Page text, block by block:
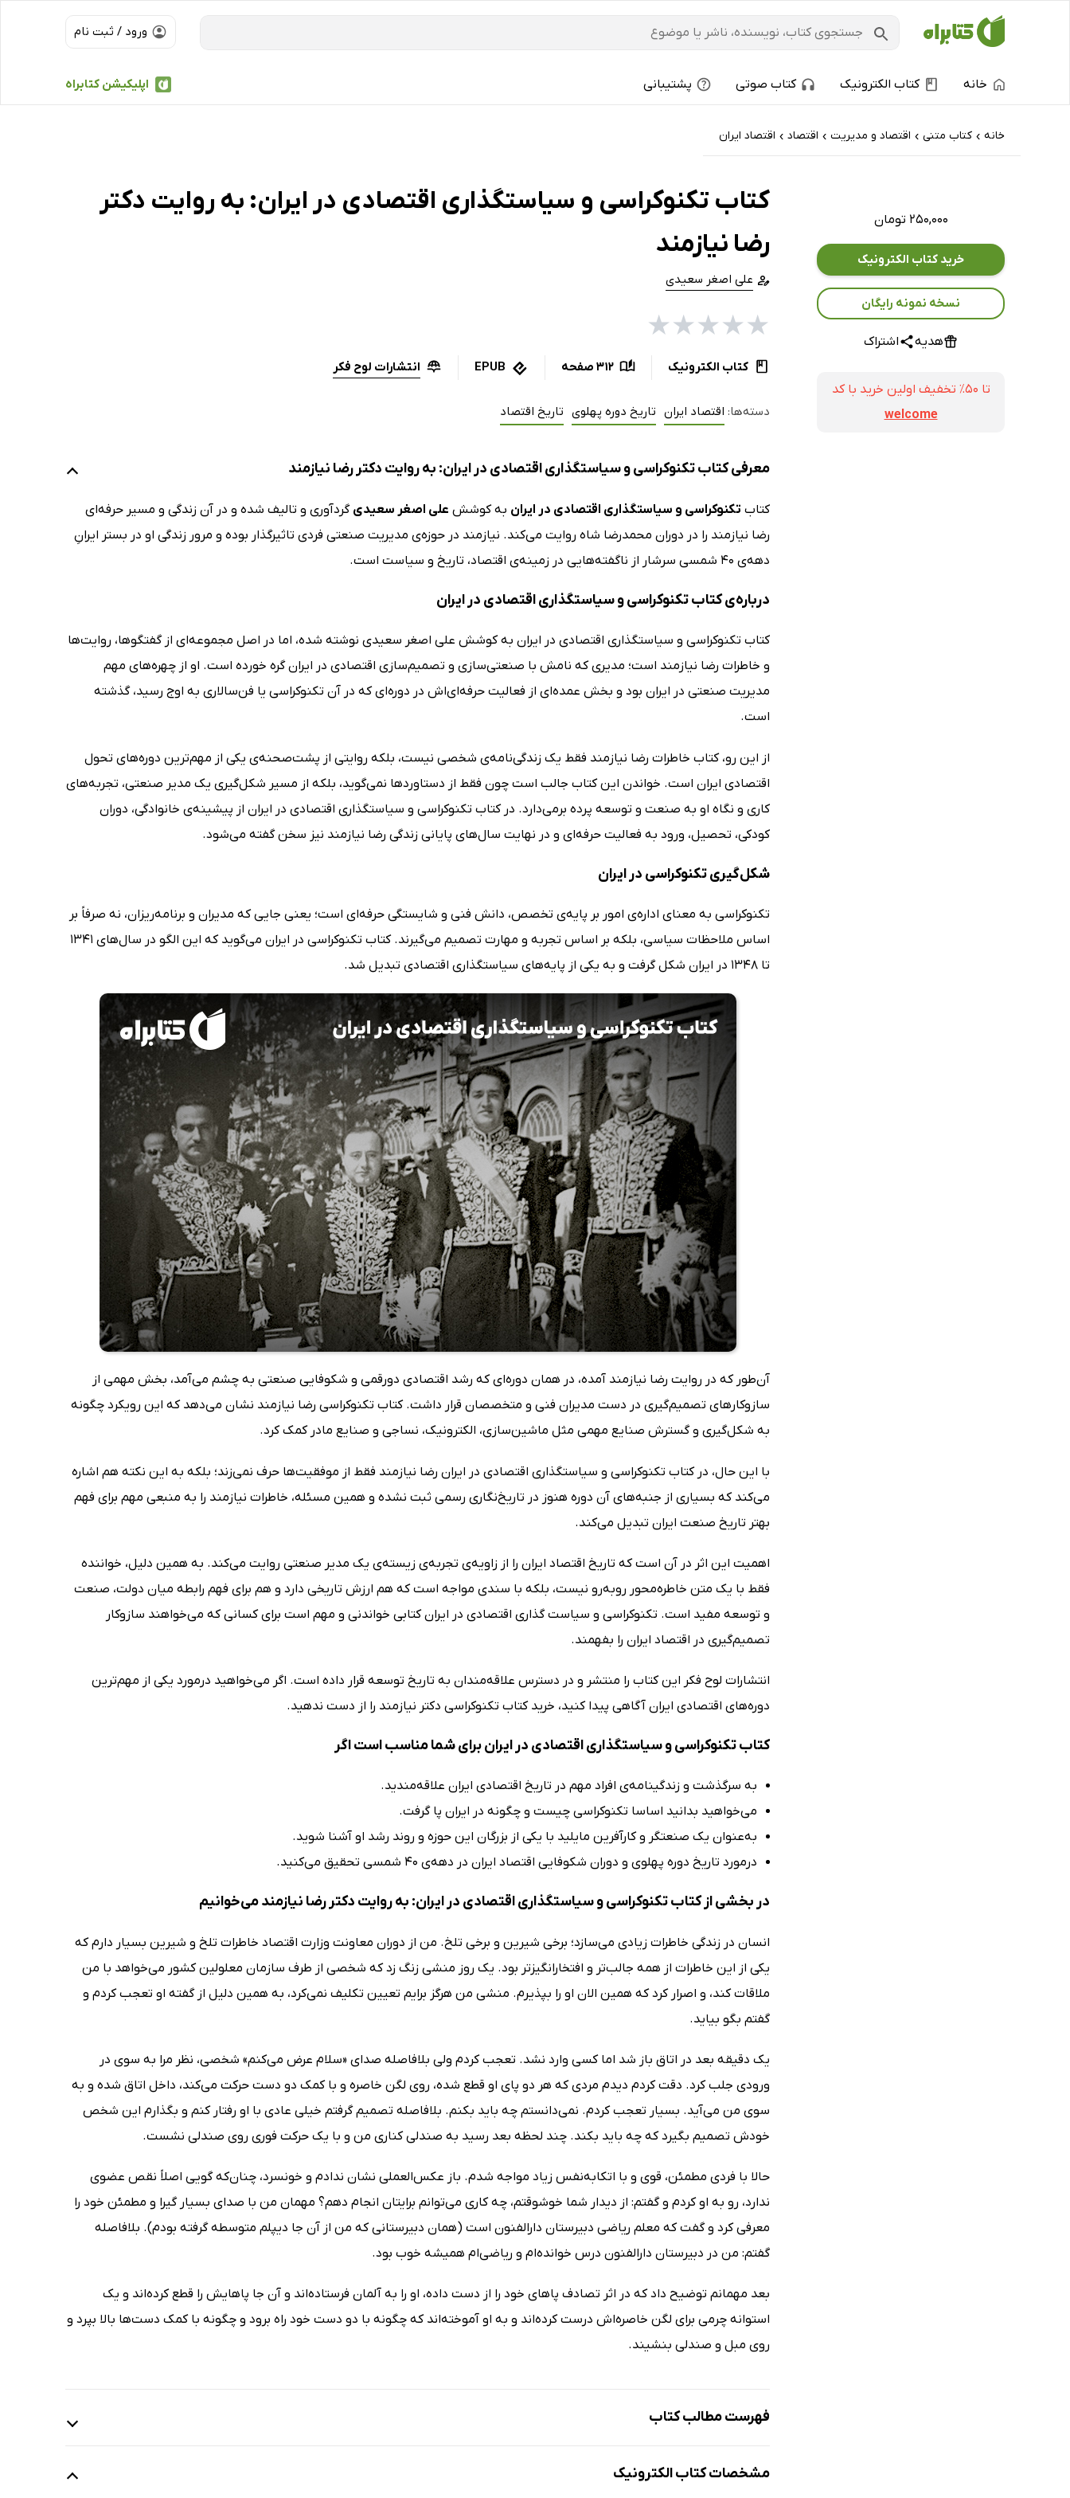
ورود / ثبت نام
اپلیکیشن کتابراه خانه کتاب الکترونیک کتاب صوتی پشتیبانی
خانه › کتاب‌ متنی › اقتصاد و مدیریت › اقتصاد › اقتصاد ایران
۲۵۰,۰۰۰ تومان
خرید کتاب الکترونیک
نسخه نمونه رایگان
هدیه اشتراک
تا ۵۰٪ تخفیف اولین خرید با کد
welcome
کتاب تکنوکراسی و سیاستگذاری اقتصادی در ایران: به روایت دکتر
رضا نیازمند
علی اصغر سعیدی
★
★
★
★
★
کتاب الکترونیک 312 صفحه EPUB انتشارات لوح فکر
دسته‌ها: اقتصاد ایران تاریخ دوره پهلوی تاریخ اقتصاد
معرفی کتاب تکنوکراسی و سیاستگذاری اقتصادی در ایران: به روایت دکتر رضا نیازمند
کتاب تکنوکراسی و سیاستگذاری اقتصادی در ایران به کوشش علی اصغر سعیدی گردآوری و تالیف شده و در آن زندگی و مسیر حرفه‌ای
رضا نیازمند را در دوران محمدرضا شاه روایت می‌کند. نیازمند در حوزه‌ی مدیریت صنعتی فردی تاثیرگذار بوده و مرور زندگی او در بستر ایرانِ
دهه‌ی 40 شمسی سرشار از ناگفته‌هایی در زمینه‌ی اقتصاد، تاریخ و سیاست است.
درباره‌ی کتاب تکنوکراسی و سیاستگذاری اقتصادی در ایران
کتاب تکنوکراسی و سیاستگذاری اقتصادی در ایران به کوشش علی اصغر سعیدی نوشته شده، اما در اصل مجموعه‌ای از گفتگوها، روایت‌ها
و خاطرات رضا نیازمند است؛ مدیری که نامش با صنعتی‌سازی و تصمیم‌سازی اقتصادی در ایران گره خورده است. او از چهره‌های مهم
مدیریت صنعتی در ایران بود و بخش عمده‌ای از فعالیت حرفه‌ای‌اش در دوره‌ای که در آن تکنوکراسی یا فن‌سالاری به اوج رسید، گذشته
است.
از این رو، کتاب خاطرات رضا نیازمند فقط یک زندگی‌نامه‌ی شخصی نیست، بلکه روایتی از پشت‌صحنه‌ی یکی از مهم‌ترین دوره‌های تحول
اقتصادی ایران است. خواندن این کتاب جالب است چون فقط از دستاوردها نمی‌گوید، بلکه از مسیر شکل‌گیری یک مدیر صنعتی، تجربه‌های
کاری و نگاه او به صنعت و توسعه پرده برمی‌دارد. در کتاب تکنوکراسی و سیاستگذاری اقتصادی در ایران از پیشینه‌ی خانوادگی، دوران
کودکی، تحصیل، ورود به فعالیت حرفه‌ای و در نهایت سال‌های پایانی زندگی رضا نیازمند نیز سخن گفته می‌شود.
شکل‌گیری تکنوکراسی در ایران
تکنوکراسی به معنای اداره‌ی امور بر پایه‌ی تخصص، دانش فنی و شایستگی حرفه‌ای است؛ یعنی جایی که مدیران و برنامه‌ریزان، نه صرفاً بر
اساس ملاحظات سیاسی، بلکه بر اساس تجربه و مهارت تصمیم می‌گیرند. کتاب تکنوکراسی در ایران می‌گوید که این الگو در سال‌های 1341
تا 1348 در ایران شکل گرفت و به یکی از پایه‌های سیاستگذاری اقتصادی تبدیل شد.
آن‌طور که در روایت رضا نیازمند آمده، در همان دوره‌ای که رشد اقتصادی دورقمی و شکوفایی صنعتی به چشم می‌آمد، بخش مهمی از
سازوکارهای تصمیم‌گیری در دست مدیران فنی و متخصصان قرار داشت. کتاب تکنوکراسی رضا نیازمند نشان می‌دهد که این رویکرد چگونه
به شکل‌گیری و گسترش صنایع مهمی مثل ماشین‌سازی، الکترونیک، نساجی و صنایع مادر کمک کرد.
با این حال، در کتاب تکنوکراسی و سیاستگذاری اقتصادی در ایران رضا نیازمند فقط از موفقیت‌ها حرف نمی‌زند؛ بلکه به این نکته هم اشاره
می‌کند که بسیاری از جنبه‌های آن دوره هنوز در تاریخ‌نگاری رسمی ثبت نشده و همین مسئله، خاطرات نیازمند را به منبعی مهم برای فهم
بهتر تاریخ صنعت ایران تبدیل می‌کند.
اهمیت این اثر در آن است که تاریخ اقتصاد ایران را از زاویه‌ی تجربه‌ی زیسته‌ی یک مدیر صنعتی روایت می‌کند. به همین دلیل، خواننده
فقط با یک متن خاطره‌محور روبه‌رو نیست، بلکه با سندی مواجه است که هم ارزش تاریخی دارد و هم برای فهم رابطه میان دولت، صنعت
و توسعه مفید است. تکنوکراسی و سیاست گذاری اقتصادی در ایران کتابی خواندنی و مهم است برای کسانی که می‌خواهند سازوکار
تصمیم‌گیری در اقتصاد ایران را بفهمند.
انتشارات لوح فکر این کتاب را منتشر و در دسترس علاقه‌مندان به تاریخ توسعه قرار داده است. اگر می‌خواهید درمورد یکی از مهم‌ترین
دوره‌های اقتصادی ایران آگاهی پیدا کنید، خرید کتاب تکنوکراسی دکتر نیازمند را از دست ندهید.
کتاب تکنوکراسی و سیاستگذاری اقتصادی در ایران برای شما مناسب است اگر
به سرگذشت و زندگینامه‌ی افراد مهم در تاریخ اقتصادی ایران علاقه‌مندید.
می‌خواهید بدانید اساسا تکنوکراسی چیست و چگونه در ایران پا گرفت.
به‌عنوان یک صنعتگر و کارآفرین مایلید با یکی از بزرگان این حوزه و روند رشد او آشنا شوید.
درمورد تاریخ دوره پهلوی و دوران شکوفایی اقتصاد ایران در دهه‌ی 40 شمسی تحقیق می‌کنید.
در بخشی از کتاب تکنوکراسی و سیاستگذاری اقتصادی در ایران: به روایت دکتر رضا نیازمند می‌خوانیم
انسان در زندگی خاطرات زیادی می‌سازد؛ برخی شیرین و برخی تلخ. من از دوران معاونت وزارت اقتصاد خاطرات تلخ و شیرین بسیار دارم که
یکی از این خاطرات از همه جالب‌تر و افتخارانگیزتر بود. یک روز منشی زنگ زد که شخصی از طرف سازمان معلولین کشور می‌خواهد با من
ملاقات کند، و اصرار کرد که همین الان او را بپذیرم. منشی من هرگز برایم تعیین تکلیف نمی‌کرد، به همین دلیل از گفته او تعجب کردم و
گفتم بگو بیاید.
یک دقیقه بعد در اتاق باز شد اما کسی وارد نشد. تعجب کردم ولی بلافاصله صدای «سلام عرض می‌کنم» شخصی، نظر مرا به سوی در
ورودی جلب کرد. دقت کردم دیدم مردی که هر دو پای او قطع شده، روی لگن خاصره و با کمک دو دست حرکت می‌کند، داخل اتاق شده و به
سوی من می‌آید. بسیار تعجب کردم. نمی‌دانستم چه باید بکنم. بلافاصله تصمیم گرفتم خیلی عادی با او رفتار کنم و بگذارم این شخص
خودش تصمیم بگیرد که چه باید بکند. چند لحظه بعد رسید به صندلی کناری من و با یک حرکت فوری روی صندلی نشست.
حالا با فردی مطمئن، قوی و با اتکا‌به‌نفس زیاد مواجه شدم. باز عکس‌العملی نشان ندادم و خونسرد، چنان‌که گویی اصلاً نقص عضوی
ندارد، رو به او کردم و گفتم: از دیدار شما خوشوقتم، چه کاری می‌توانم برایتان انجام دهم؟ مهمان من با صدای بسیار گیرا و مطمئن خود را
معرفی کرد و گفت که معلم ریاضی دبیرستان دارالفنون است (همان دبیرستانی که من از آن جا دیپلم متوسطه گرفته بودم). بلافاصله
گفتم: من در دبیرستان دارالفنون درس خوانده‌ام و ریاضی‌ام همیشه خوب بود.
بعد مهمانم توضیح داد که در اثر تصادف پاهای خود را از دست داده، او را به آلمان فرستاده‌اند و آن جا پاهایش را قطع کرده‌اند و یک
استوانه چرمی برای لگن خاصره‌اش درست کرده‌اند و به او آموخته‌اند که چگونه با دو دست خود راه برود و چگونه با کمک دست‌ها بالا بپرد و
روی مبل و صندلی بنشیند.
فهرست مطالب کتاب
بخش یکم: پیشینه خانوادگی
مشخصات کتاب الکترونیک